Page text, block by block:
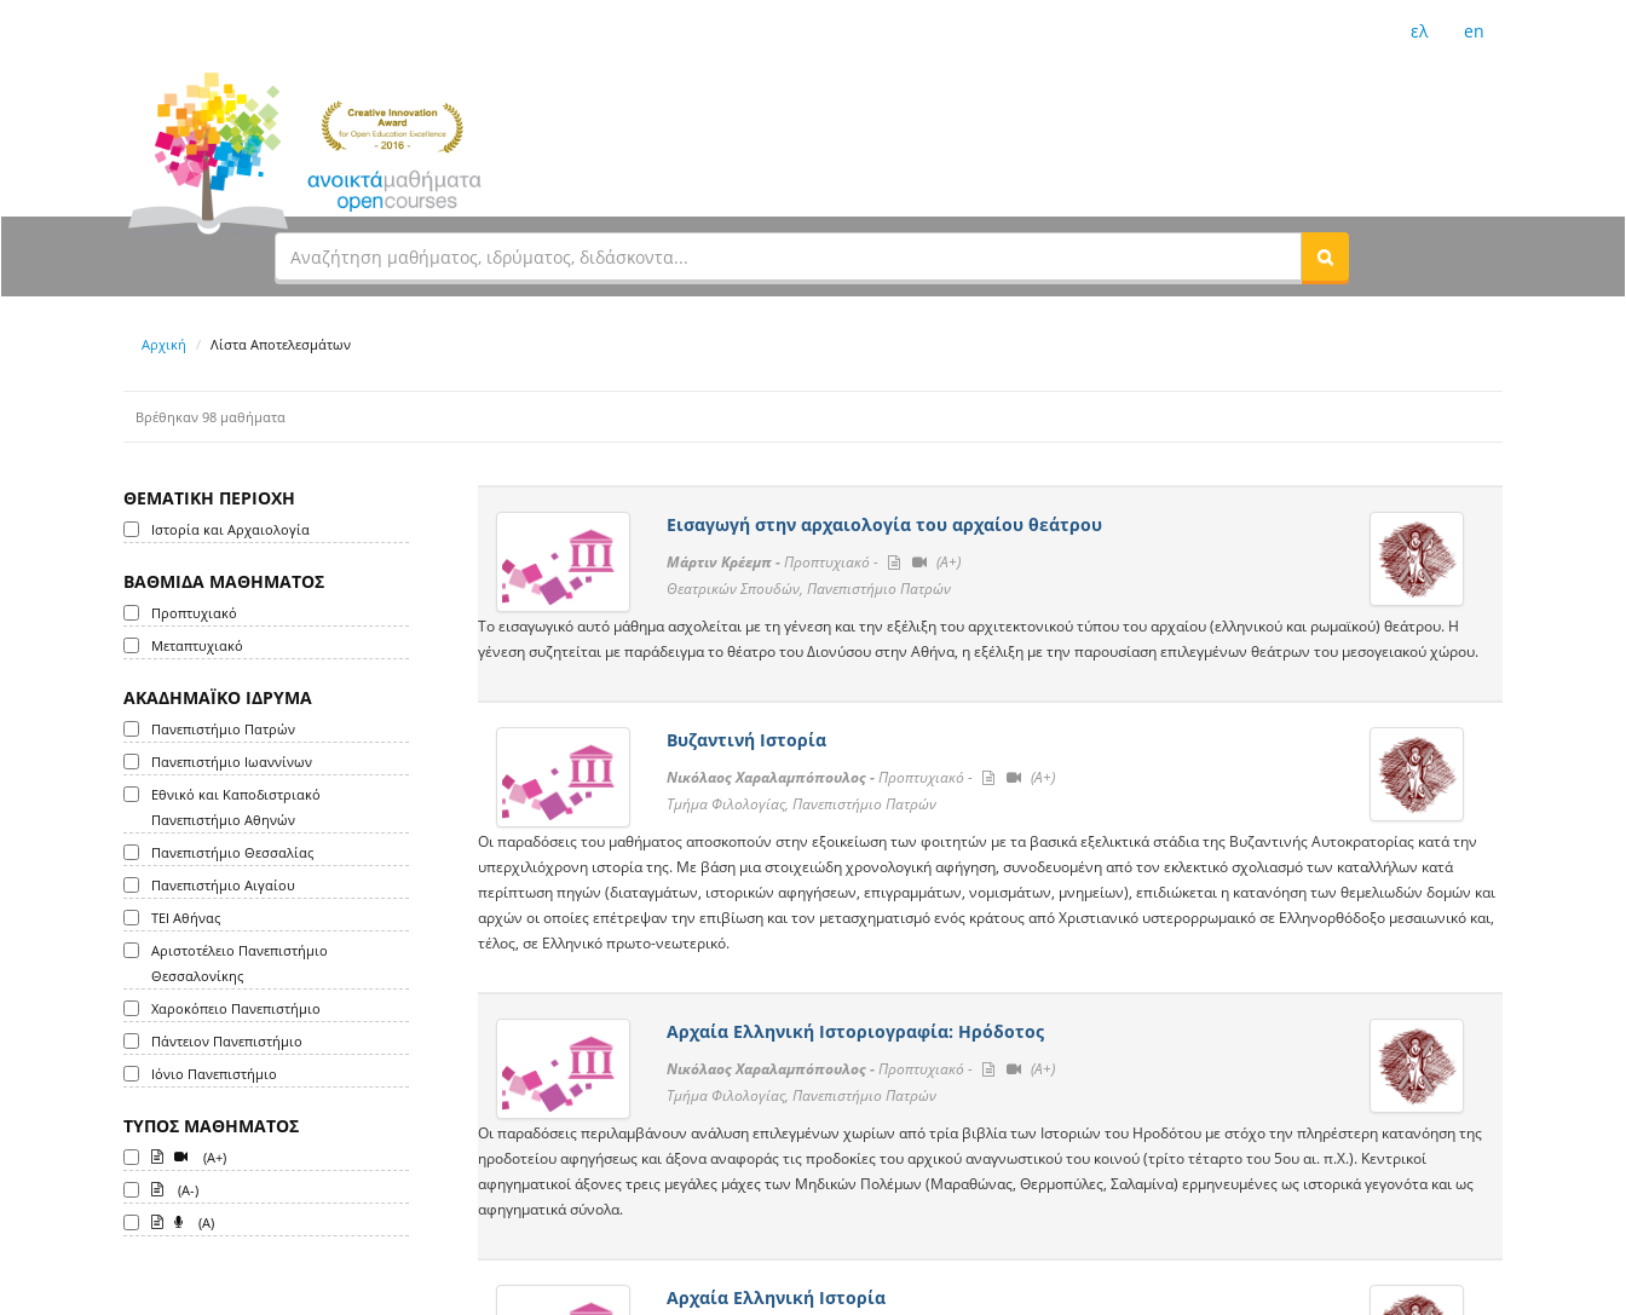
ελ en
Αρχική Λίστα Αποτελεσμάτων
Βρέθηκαν 98 μαθήματα
ΘΕΜΑΤΙΚΗ ΠΕΡΙΟΧΗ
Ιστορία και Αρχαιολογία
ΒΑΘΜΙΔΑ ΜΑΘΗΜΑΤΟΣ
Προπτυχιακό
Μεταπτυχιακό
ΑΚΑΔΗΜΑΪΚΟ ΙΔΡΥΜΑ
Πανεπιστήμιο Πατρών
Πανεπιστήμιο Ιωαννίνων
Εθνικό και Καποδιστριακό
Πανεπιστήμιο Αθηνών
Πανεπιστήμιο Θεσσαλίας
Πανεπιστήμιο Αιγαίου
ΤΕΙ Αθήνας
Αριστοτέλειο Πανεπιστήμιο
Θεσσαλονίκης
Χαροκόπειο Πανεπιστήμιο
Πάντειον Πανεπιστήμιο
Ιόνιο Πανεπιστήμιο
ΤΥΠΟΣ ΜΑΘΗΜΑΤΟΣ
(A+)
(A-)
(A)
Εισαγωγή στην αρχαιολογία του αρχαίου θεάτρου
Μάρτιν Κρέεμπ -Προπτυχιακό -
(A+)
Θεατρικών Σπουδών, Πανεπιστήμιο Πατρών
Το εισαγωγικό αυτό μάθημα ασχολείται με τη γένεση και την εξέλιξη του αρχιτεκτονικού τύπου του αρχαίου (ελληνικού και ρωμαϊκού) θεάτρου. Η
γένεση συζητείται με παράδειγμα το θέατρο του Διονύσου στην Αθήνα, η εξέλιξη με την παρουσίαση επιλεγμένων θεάτρων του μεσογειακού χώρου.
Βυζαντινή Ιστορία
Νικόλαος Χαραλαμπόπουλος -Προπτυχιακό -
(A+)
Τμήμα Φιλολογίας, Πανεπιστήμιο Πατρών
Οι παραδόσεις του μαθήματος αποσκοπούν στην εξοικείωση των φοιτητών με τα βασικά εξελικτικά στάδια της Βυζαντινής Αυτοκρατορίας κατά την
υπερχιλιόχρονη ιστορία της. Με βάση μια στοιχειώδη χρονολογική αφήγηση, συνοδευομένη από τον εκλεκτικό σχολιασμό των καταλλήλων κατά
περίπτωση πηγών (διαταγμάτων, ιστορικών αφηγήσεων, επιγραμμάτων, νομισμάτων, μνημείων), επιδιώκεται η κατανόηση των θεμελιωδών δομών και
αρχών οι οποίες επέτρεψαν την επιβίωση και τον μετασχηματισμό ενός κράτους από Χριστιανικό υστερορρωμαικό σε Ελληνορθόδοξο μεσαιωνικό και,
τέλος, σε Ελληνικό πρωτο-νεωτερικό.
Αρχαία Ελληνική Ιστοριογραφία: Ηρόδοτος
Νικόλαος Χαραλαμπόπουλος -Προπτυχιακό -
(A+)
Τμήμα Φιλολογίας, Πανεπιστήμιο Πατρών
Οι παραδόσεις περιλαμβάνουν ανάλυση επιλεγμένων χωρίων από τρία βιβλία των Ιστοριών του Ηροδότου με στόχο την πληρέστερη κατανόηση της
ηροδοτείου αφηγήσεως και άξονα αναφοράς τις προδοκίες του αρχικού αναγνωστικού του κοινού (τρίτο τέταρτο του 5ου αι. π.Χ.). Κεντρικοί
αφηγηματικοί άξονες τρεις μεγάλες μάχες των Μηδικών Πολέμων (Μαραθώνας, Θερμοπύλες, Σαλαμίνα) ερμηνευμένες ως ιστορικά γεγονότα και ως
αφηγηματικά σύνολα.
Αρχαία Ελληνική Ιστορία